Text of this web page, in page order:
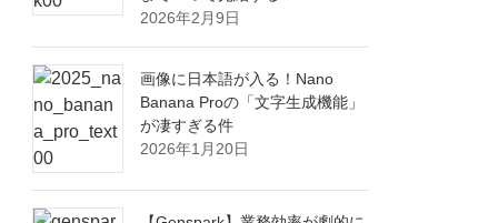
2026年2月9日
画像に日本語が入る！Nano
Banana Proの「文字生成機能」
が凄すぎる件
2026年1月20日